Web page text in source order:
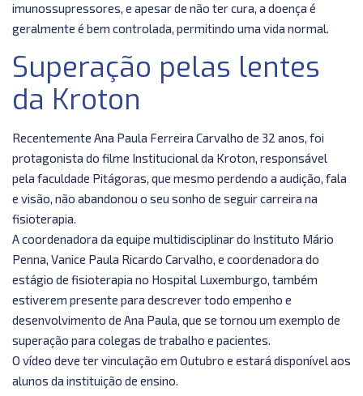
imunossupressores, e apesar de não ter cura, a doença é
geralmente é bem controlada, permitindo uma vida normal.
Superação pelas lentes
da Kroton
Recentemente Ana Paula Ferreira Carvalho de 32 anos, foi
protagonista do filme Institucional da Kroton, responsável
pela faculdade Pitágoras, que mesmo perdendo a audição, fala
e visão, não abandonou o seu sonho de seguir carreira na
fisioterapia.
A coordenadora da equipe multidisciplinar do Instituto Mário
Penna, Vanice Paula Ricardo Carvalho, e coordenadora do
estágio de fisioterapia no Hospital Luxemburgo, também
estiverem presente para descrever todo empenho e
desenvolvimento de Ana Paula, que se tornou um exemplo de
superação para colegas de trabalho e pacientes.
O vídeo deve ter vinculação em Outubro e estará disponível aos
alunos da instituição de ensino.